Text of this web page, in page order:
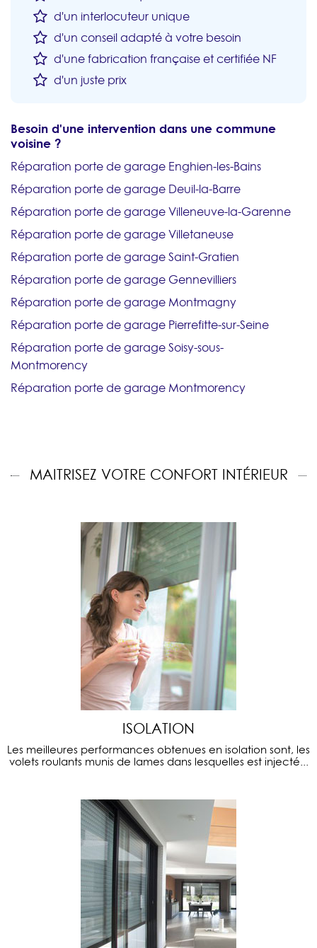
d'un interlocuteur unique
d'un conseil adapté à votre besoin
d'une fabrication française et certifiée NF
d'un juste prix
Besoin d'une intervention dans une commune
voisine ?
Réparation porte de garage Enghien-les-Bains
Réparation porte de garage Deuil-la-Barre
Réparation porte de garage Villeneuve-la-Garenne
Réparation porte de garage Villetaneuse
Réparation porte de garage Saint-Gratien
Réparation porte de garage Gennevilliers
Réparation porte de garage Montmagny
Réparation porte de garage Pierrefitte-sur-Seine
Réparation porte de garage Soisy-sous-
Montmorency
Réparation porte de garage Montmorency
MAITRISEZ VOTRE CONFORT INTÉRIEUR
ISOLATION
Les meilleures performances obtenues en isolation sont, les
volets roulants munis de lames dans lesquelles est injecté...